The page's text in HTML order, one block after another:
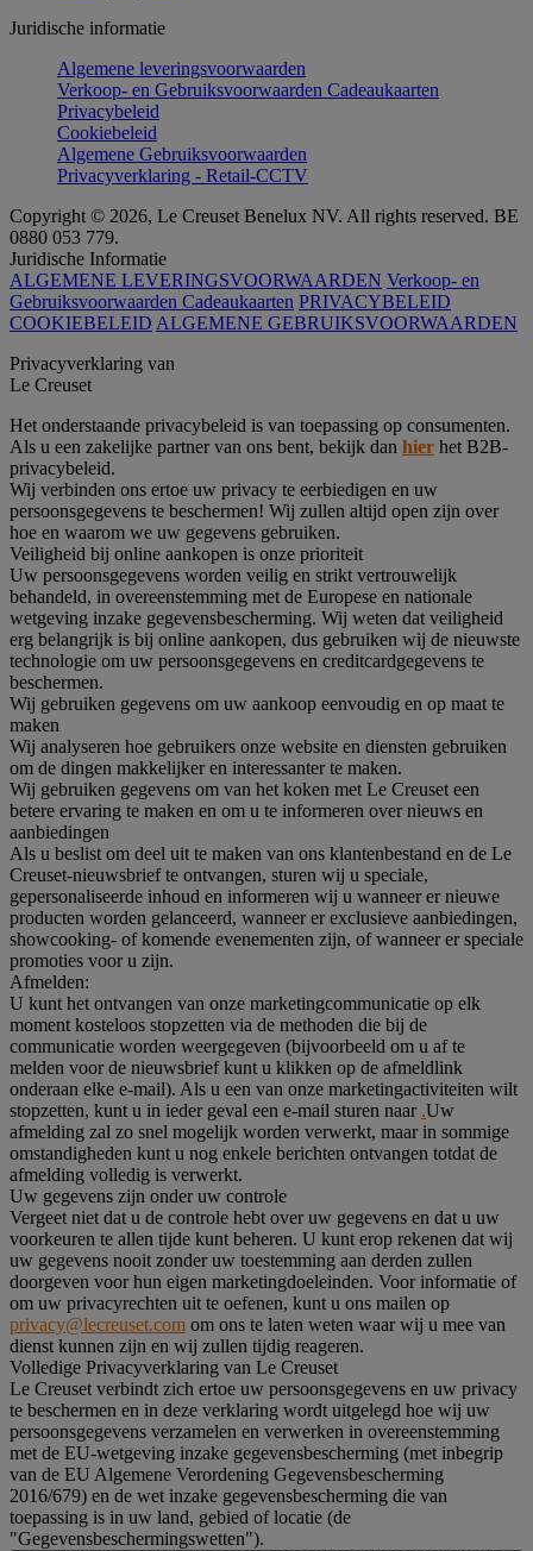
Juridische informatie
Algemene leveringsvoorwaarden
Verkoop- en Gebruiksvoorwaarden Cadeaukaarten
Privacybeleid
Cookiebeleid
Algemene Gebruiksvoorwaarden
Privacyverklaring - Retail-CCTV
Copyright © 2026, Le Creuset Benelux NV. All rights reserved. BE
0880 053 779.
Juridische Informatie
ALGEMENE LEVERINGSVOORWAARDEN Verkoop- en
Gebruiksvoorwaarden Cadeaukaarten PRIVACYBELEID
COOKIEBELEID ALGEMENE GEBRUIKSVOORWAARDEN
Privacyverklaring van
Le Creuset
Het onderstaande privacybeleid is van toepassing op consumenten.
Als u een zakelijke partner van ons bent, bekijk dan hier het B2B-
privacybeleid.
Wij verbinden ons ertoe uw privacy te eerbiedigen en uw
persoonsgegevens te beschermen! Wij zullen altijd open zijn over
hoe en waarom we uw gegevens gebruiken.
Veiligheid bij online aankopen is onze prioriteit
Uw persoonsgegevens worden veilig en strikt vertrouwelijk
behandeld, in overeenstemming met de Europese en nationale
wetgeving inzake gegevensbescherming. Wij weten dat veiligheid
erg belangrijk is bij online aankopen, dus gebruiken wij de nieuwste
technologie om uw persoonsgegevens en creditcardgegevens te
beschermen.
Wij gebruiken gegevens om uw aankoop eenvoudig en op maat te
maken
Wij analyseren hoe gebruikers onze website en diensten gebruiken
om de dingen makkelijker en interessanter te maken.
Wij gebruiken gegevens om van het koken met Le Creuset een
betere ervaring te maken en om u te informeren over nieuws en
aanbiedingen
Als u beslist om deel uit te maken van ons klantenbestand en de Le
Creuset-nieuwsbrief te ontvangen, sturen wij u speciale,
gepersonaliseerde inhoud en informeren wij u wanneer er nieuwe
producten worden gelanceerd, wanneer er exclusieve aanbiedingen,
showcooking- of komende evenementen zijn, of wanneer er speciale
promoties voor u zijn.
Afmelden:
U kunt het ontvangen van onze marketingcommunicatie op elk
moment kosteloos stopzetten via de methoden die bij de
communicatie worden weergegeven (bijvoorbeeld om u af te
melden voor de nieuwsbrief kunt u klikken op de afmeldlink
onderaan elke e-mail). Als u een van onze marketingactiviteiten wilt
stopzetten, kunt u in ieder geval een e-mail sturen naar .Uw
afmelding zal zo snel mogelijk worden verwerkt, maar in sommige
omstandigheden kunt u nog enkele berichten ontvangen totdat de
afmelding volledig is verwerkt.
Uw gegevens zijn onder uw controle
Vergeet niet dat u de controle hebt over uw gegevens en dat u uw
voorkeuren te allen tijde kunt beheren. U kunt erop rekenen dat wij
uw gegevens nooit zonder uw toestemming aan derden zullen
doorgeven voor hun eigen marketingdoeleinden. Voor informatie of
om uw privacyrechten uit te oefenen, kunt u ons mailen op
privacy@lecreuset.com om ons te laten weten waar wij u mee van
dienst kunnen zijn en wij zullen tijdig reageren.
Volledige Privacyverklaring van Le Creuset
Le Creuset verbindt zich ertoe uw persoonsgegevens en uw privacy
te beschermen en in deze verklaring wordt uitgelegd hoe wij uw
persoonsgegevens verzamelen en verwerken in overeenstemming
met de EU-wetgeving inzake gegevensbescherming (met inbegrip
van de EU Algemene Verordening Gegevensbescherming
2016/679) en de wet inzake gegevensbescherming die van
toepassing is in uw land, gebied of locatie (de
"Gegevensbeschermingswetten").